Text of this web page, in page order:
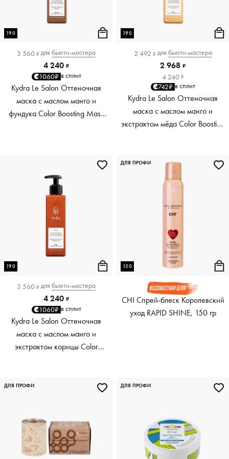
190
3 560 ₽ для бьюти-мастера
4 240 ₽
1060₽ в сплит
Kydra Le Salon Оттеночная
маска с маслом манго и
фундука Color Boosting Mask
190
2 492 ₽ для бьюти-мастера
2 968 ₽
4 240 ₽
742₽ в сплит
Kydra Le Salon Оттеночная
маска с маслом манго и
экстрактом мёда Color Boosting
190
3 560 ₽ для бьюти-мастера
4 240 ₽
1060₽ в сплит
Kydra Le Salon Оттеночная
маска с маслом манго и
экстрактом корицы Color
150
CHI Спрей-блеск Королевский
уход RAPID SHINE, 150 гр
ДЛЯ ПРОФИ
ДЛЯ ПРОФИ ДЛЯ ПРОФИ